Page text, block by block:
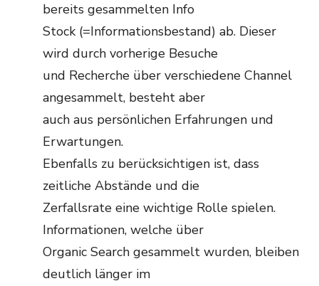
bereits gesammelten Info
Stock (=Informationsbestand) ab. Dieser
wird durch vorherige Besuche
und Recherche über verschiedene Channel
angesammelt, besteht aber
auch aus persönlichen Erfahrungen und
Erwartungen.
Ebenfalls zu berücksichtigen ist, dass
zeitliche Abstände und die
Zerfallsrate eine wichtige Rolle spielen.
Informationen, welche über
Organic Search gesammelt wurden, bleiben
deutlich länger im